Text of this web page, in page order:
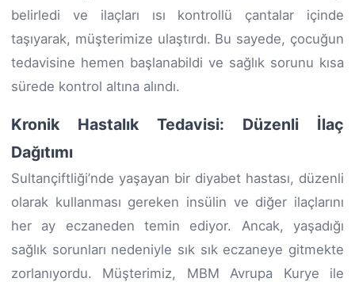
belirledi ve ilaçları ısı kontrollü çantalar içinde
taşıyarak, müşterimize ulaştırdı. Bu sayede, çocuğun
tedavisine hemen başlanabildi ve sağlık sorunu kısa
sürede kontrol altına alındı.
Kronik Hastalık Tedavisi: Düzenli İlaç
Dağıtımı
Sultançiftliği’nde yaşayan bir diyabet hastası, düzenli
olarak kullanması gereken insülin ve diğer ilaçlarını
her ay eczaneden temin ediyor. Ancak, yaşadığı
sağlık sorunları nedeniyle sık sık eczaneye gitmekte
zorlanıyordu. Müşterimiz, MBM Avrupa Kurye ile